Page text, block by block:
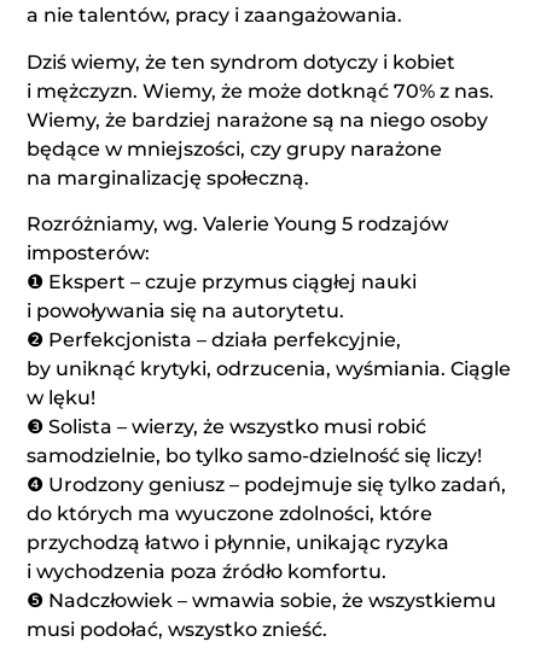
a nie talentów, pracy i zaangażowania.
Dziś wiemy, że ten syndrom dotyczy i kobiet
i mężczyzn. Wiemy, że może dotknąć 70% z nas.
Wiemy, że bardziej narażone są na niego osoby
będące w mniejszości, czy grupy narażone
na marginalizację społeczną.
Rozróżniamy, wg. Valerie Young 5 rodzajów
imposterów:
❶ Ekspert – czuje przymus ciągłej nauki
i powoływania się na autorytetu.
❷ Perfekcjonista – działa perfekcyjnie,
by uniknąć krytyki, odrzucenia, wyśmiania. Ciągle
w lęku!
❸ Solista – wierzy, że wszystko musi robić
samodzielnie, bo tylko samo-dzielność się liczy!
❹ Urodzony geniusz – podejmuje się tylko zadań,
do których ma wyuczone zdolności, które
przychodzą łatwo i płynnie, unikając ryzyka
i wychodzenia poza źródło komfortu.
❺ Nadczłowiek – wmawia sobie, że wszystkiemu
musi podołać, wszystko znieść.